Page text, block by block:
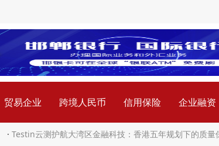
贸易企业 跨境人民币 信用保险 企业融资
· Testin云测护航大湾区金融科技：香港五年规划下的质量